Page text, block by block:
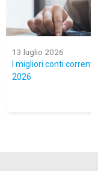
13 luglio 2026
I migliori conti
2026